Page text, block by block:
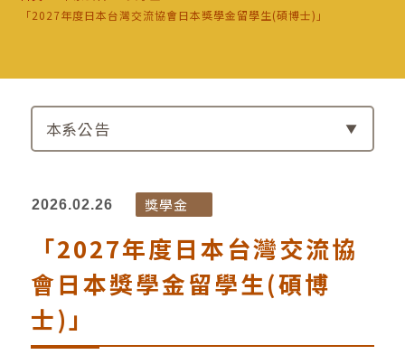
「2027年度日本台灣交流協會日本獎學金留學生(碩博士)」
本系公告
2026.02.26 獎學金
「2027年度日本台灣交流協
會日本獎學金留學生(碩博
士)」